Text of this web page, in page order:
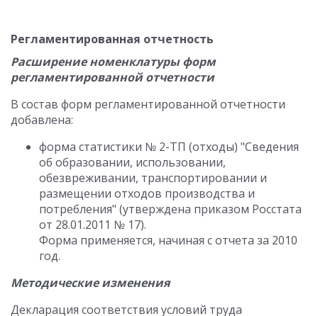
Регламентированная отчетность
Расширение номенклатуры форм
регламентированной отчетности
В состав форм регламентированной отчетности
добавлена:
форма статистики № 2-ТП (отходы) "Сведения
об образовании, использовании,
обезвреживании, транспортировании и
размещении отходов производства и
потребления" (утверждена приказом Росстата
от 28.01.2011 № 17).
Форма применяется, начиная с отчета за 2010
год.
Методические изменения
Декларация соответствия условий труда